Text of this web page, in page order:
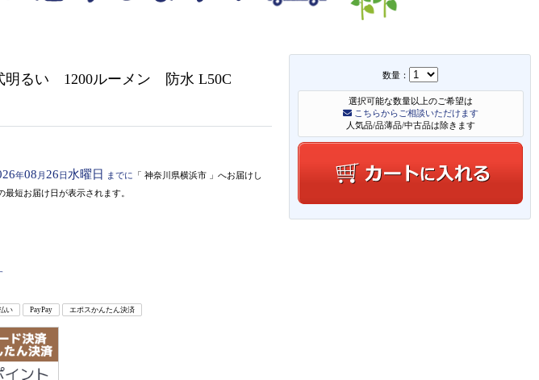
数量：
選択可能な数量以上のご希望は
こちらからご相談いただけます
人気品/品薄品/中古品は除きます
るい 1200ルーメン 防水 L50C
年08 月 26日 水曜日 までに 「 神奈川県横浜市 」 へお届けし
短お届け日が表示されます。
い PayPay エポスかんたん決済